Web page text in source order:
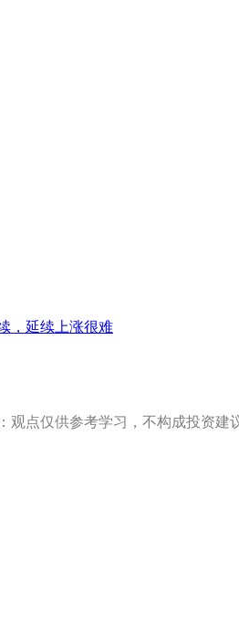
，延续上涨很难
观点仅供参考学习，不构成投资建